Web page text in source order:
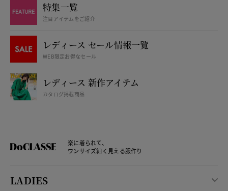
特集一覧
注目アイテムをご紹介
レディース セール情報一覧
WEB限定お得なセール
レディース 新作アイテム
カタログ掲載商品
楽に着られて、
ワンサイズ細く見える服作り
LADIES